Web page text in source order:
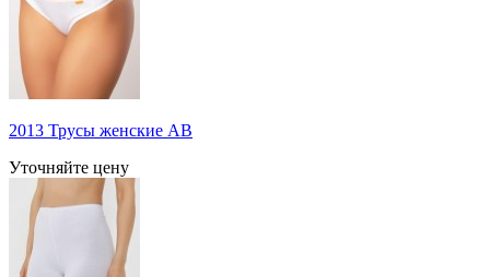
2013 Трусы женские АВ
Уточняйте цену